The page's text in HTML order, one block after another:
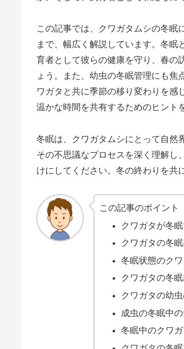
この記事では、クワガタムシの冬眠
まで、幅広く解説しています。冬眠
育者として彼らの健康を守り、春の
ょう。また、幼虫の冬眠管理にも焦
ワガタと共に季節の移り変わりを感
温かな時間を共有するためのヒント
冬眠は、クワガタムシにとって自然
その不思議なプロセスを深く理解し
けにしてください。冬の終わりを共
この記事のポイント
クワガタが冬
クワガタの冬
冬眠状態のク
クワガタの冬
クワガタの幼
成虫の冬眠中
冬眠中のクワ